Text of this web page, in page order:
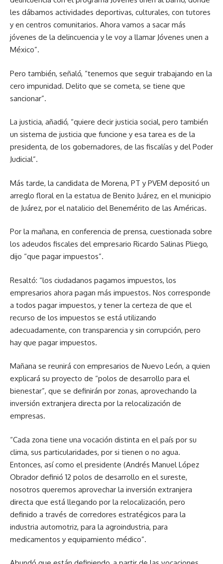
les dábamos actividades deportivas, culturales, con tutores
y en centros comunitarios. Ahora vamos a sacar más
jóvenes de la delincuencia y le voy a llamar Jóvenes unen a
México”.
Pero también, señaló, “tenemos que seguir trabajando en la
cero impunidad. Delito que se cometa, se tiene que
sancionar”.
La justicia, añadió, “quiere decir justicia social, pero también
un sistema de justicia que funcione y esa tarea es de la
presidenta, de los gobernadores, de las fiscalías y del Poder
Judicial”.
Más tarde, la candidata de Morena, PT y PVEM depositó un
arreglo floral en la estatua de Benito Juárez, en el municipio
de Juárez, por el natalicio del Benemérito de las Américas.
Por la mañana, en conferencia de prensa, cuestionada sobre
los adeudos fiscales del empresario Ricardo Salinas Pliego,
dijo “que pagar impuestos”.
Resaltó: “los ciudadanos pagamos impuestos, los
empresarios ahora pagan más impuestos. Nos corresponde
a todos pagar impuestos, y tener la certeza de que el
recurso de los impuestos se está utilizando
adecuadamente, con transparencia y sin corrupción, pero
hay que pagar impuestos.
Mañana se reunirá con empresarios de Nuevo León, a quien
explicará su proyecto de “polos de desarrollo para el
bienestar”, que se definirán por zonas, aprovechando la
inversión extranjera directa por la relocalización de
empresas.
“Cada zona tiene una vocación distinta en el país por su
clima, sus particularidades, por si tienen o no agua.
Entonces, así como el presidente (Andrés Manuel López
Obrador definió 12 polos de desarrollo en el sureste,
nosotros queremos aprovechar la inversión extranjera
directa que está llegando por la relocalización, pero
definido a través de corredores estratégicos para la
industria automotriz, para la agroindustria, para
medicamentos y equipamiento médico”.